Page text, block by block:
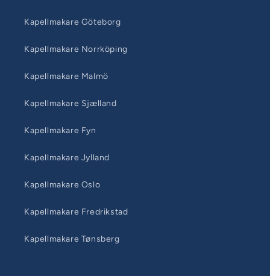
Kapellmakare Göteborg
Kapellmakare Norrköping
Kapellmakare Malmö
Kapellmakare Sjælland
Kapellmakare Fyn
Kapellmakare Jylland
Kapellmakare Oslo
Kapellmakare Fredrikstad
Kapellmakare Tønsberg